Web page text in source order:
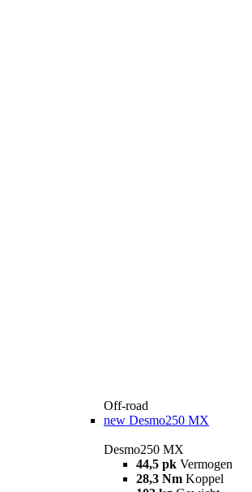
Off-road
new Desmo250 MX
Desmo250 MX
44,5 pk Vermogen
28,3 Nm Koppel